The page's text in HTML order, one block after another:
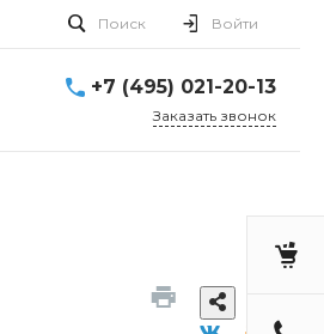
Поиск Войти
+7 (495) 021-20-13
Заказать звонок